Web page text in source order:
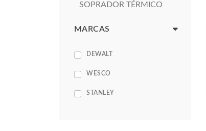
SOPRADOR TÉRMICO
MARCAS
DEWALT
WESCO
STANLEY